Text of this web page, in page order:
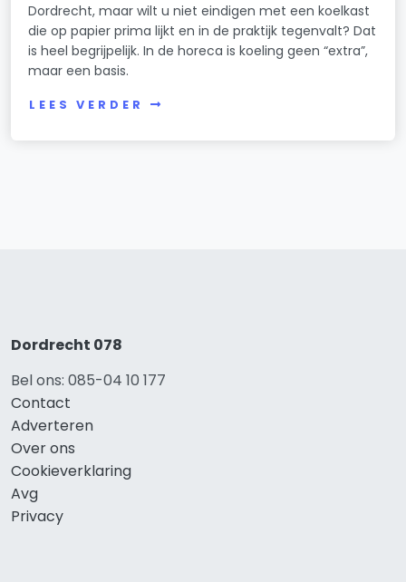
Dordrecht, maar wilt u niet eindigen met een koelkast
die op papier prima lijkt en in de praktijk tegenvalt? Dat
is heel begrijpelijk. In de horeca is koeling geen “extra”,
maar een basis.
LEES VERDER
Dordrecht 078
Bel ons: 085-04 10 177
Contact
Adverteren
Over ons
Cookieverklaring
Avg
Privacy